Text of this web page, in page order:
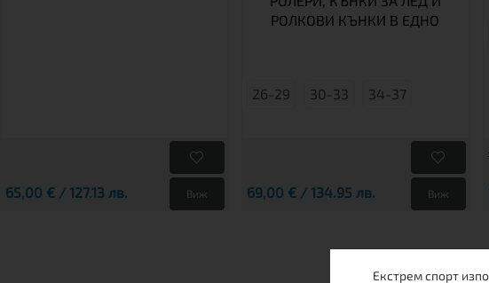
65,00 € / 127.13 лв. Виж
РОЛКОВИ КЪНКИ В ЕДНО
26-29 30-33 34-37
69,00 € / 134.95 лв. Виж
Екстрем спорт